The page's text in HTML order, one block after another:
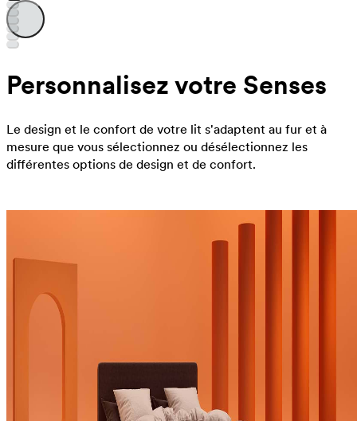
Personnalisez votre Senses
Le design et le confort de votre lit s'adaptent au fur et à
mesure que vous sélectionnez ou désélectionnez les
différentes options de design et de confort.